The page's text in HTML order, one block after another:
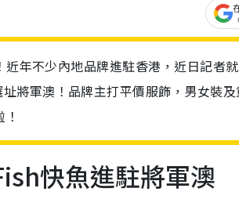
年不少內地品牌進駐香港，近日記者
將軍澳！品牌主打平價服飾，男女裝
快魚進駐將軍澳